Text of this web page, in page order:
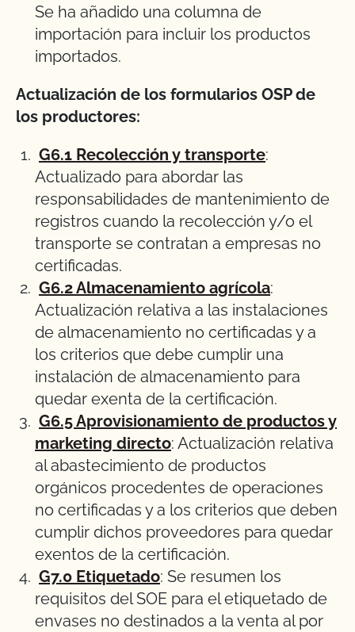
Se ha añadido una columna de
importación para incluir los productos
importados.
Actualización de los formularios OSP de
los productores:
G6.1 Recolección y transporte:
Actualizado para abordar las
responsabilidades de mantenimiento de
registros cuando la recolección y/o el
transporte se contratan a empresas no
certificadas.
G6.2 Almacenamiento agrícola:
Actualización relativa a las instalaciones
de almacenamiento no certificadas y a
los criterios que debe cumplir una
instalación de almacenamiento para
quedar exenta de la certificación.
G6.5 Aprovisionamiento de productos y
marketing directo: Actualización relativa
al abastecimiento de productos
orgánicos procedentes de operaciones
no certificadas y a los criterios que deben
cumplir dichos proveedores para quedar
exentos de la certificación.
G7.0 Etiquetado: Se resumen los
requisitos del SOE para el etiquetado de
envases no destinados a la venta al por